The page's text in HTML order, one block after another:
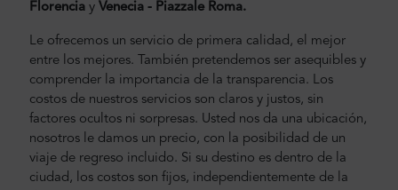
Florencia y Venecia - Piazzale Roma.
Le ofrecemos un servicio de primera calidad, el mejor
entre los mejores. También pretendemos ser asequibles y
comprender la importancia de la transparencia. Los
costos de nuestros servicios son claros y justos, sin
factores ocultos ni sorpresas. Usted nos da una ubicación,
nosotros le damos un precio, con la posibilidad de un
viaje de regreso incluido. Si su destino es dentro de la
ciudad, los costos son fijos, independientemente de la